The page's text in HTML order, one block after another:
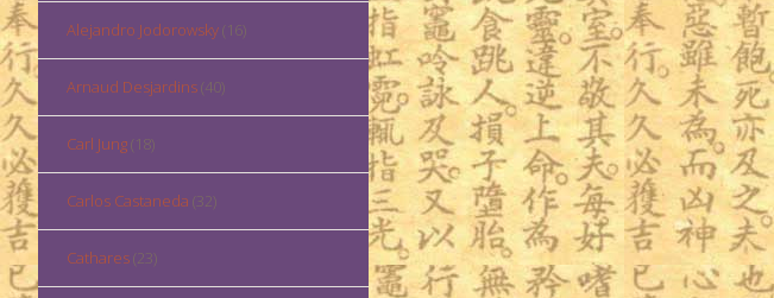
Alejandro Jodorowsky(16)
Arnaud Desjardins(40)
Carl Jung(18)
Carlos Castaneda (32)
Cathares(23)